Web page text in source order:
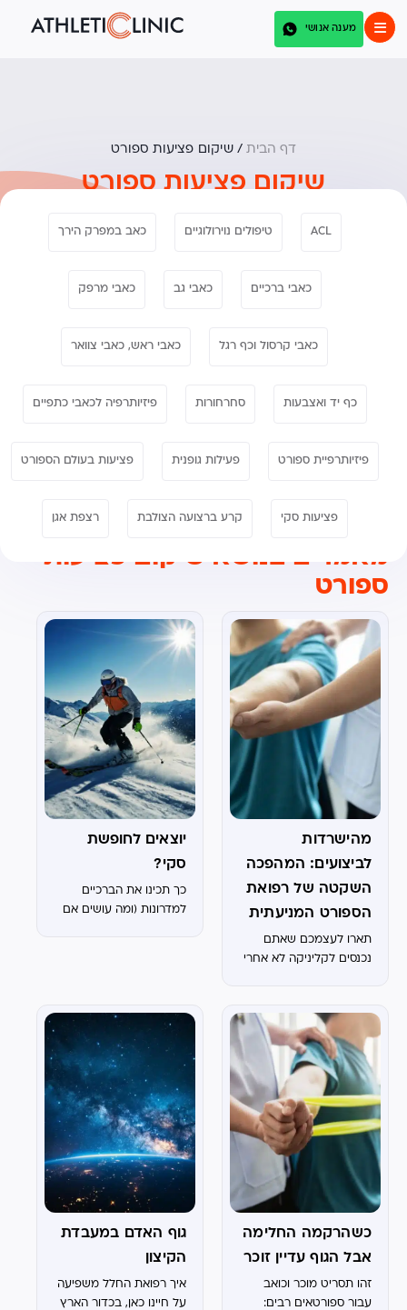
מענה אנושי
דף הבית/ שיקום פציעות ספורט
שיקום פציעות ספורט
ACL טיפולים נוירולוגיים כאב במפרק הירך
כאבי ברכיים כאבי גב כאבי מרפק
כאבי קרסול וכף רגל כאבי ראש, כאבי צוואר
כף יד ואצבעות סחרחורות פיזיותרפיה לכאבי כתפיים
פיזיותרפיית ספורט פעילות גופנית פציעות בעולם הספורט
פציעות סקי קרע ברצועה הצולבת רצפת אגן
מאמרים בנושא שיקום פציעות
ספורט
מהישרדות
לביצועים: המהפכה
השקטה של רפואת
הספורט המניעתית
תארו לעצמכם שאתם
נכנסים לקליניקה לא אחרי
החלטתם שאתם לא
מתכוונים להיפצע. לא
מדובר בתרחיש עתידני. זה
בדיוק מה שעולם רפואת...
יוצאים לחופשת
סקי?
כך תכינו את הברכיים
למדרונות (ומה עושים אם
כשהרקמה החלימה
אבל הגוף עדיין זוכר
זהו תסריט מוכר וכואב
עבור ספורטאים רבים:
גוף האדם במעבדת
הקיצון
איך רפואת החלל משפיעה
על חיינו כאן, בכדור הארץ